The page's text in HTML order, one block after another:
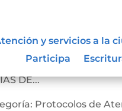
y servicios a la
Participa
Protocolos de
BIOSEGURIDAD,
DE...